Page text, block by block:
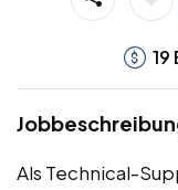
19
Als Technical-